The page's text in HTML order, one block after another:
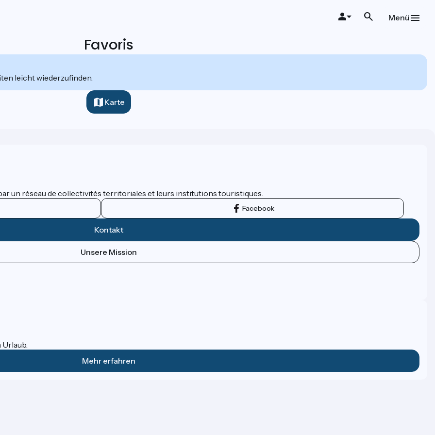
Menü
Favoris
leicht wiederzufinden.
Karte
un réseau de collectivités territoriales et leurs institutions touristiques.
Facebook
Kontakt
Unsere Mission
Urlaub.
Mehr erfahren